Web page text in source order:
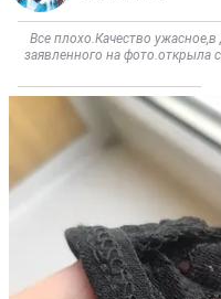
Все плохо.Качество
заявленного на фото.открыла